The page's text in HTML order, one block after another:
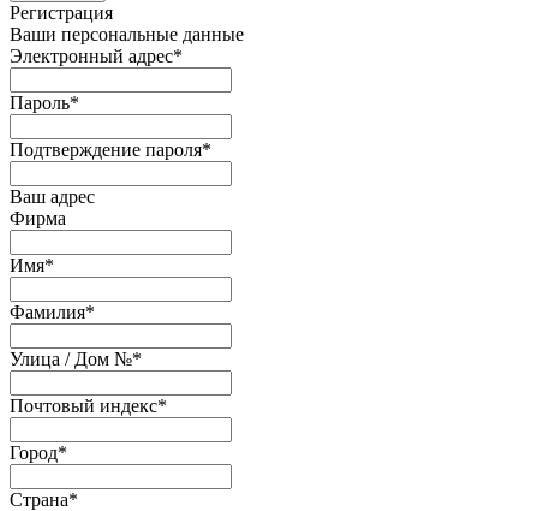
Регистрация
Ваши персональные данные
Электронный адрес*
Пароль*
Подтверждение пароля*
Ваш адрес
Фирма
Имя*
Фамилия*
Улица / Дом №*
Почтовый индекс*
Город*
Страна*